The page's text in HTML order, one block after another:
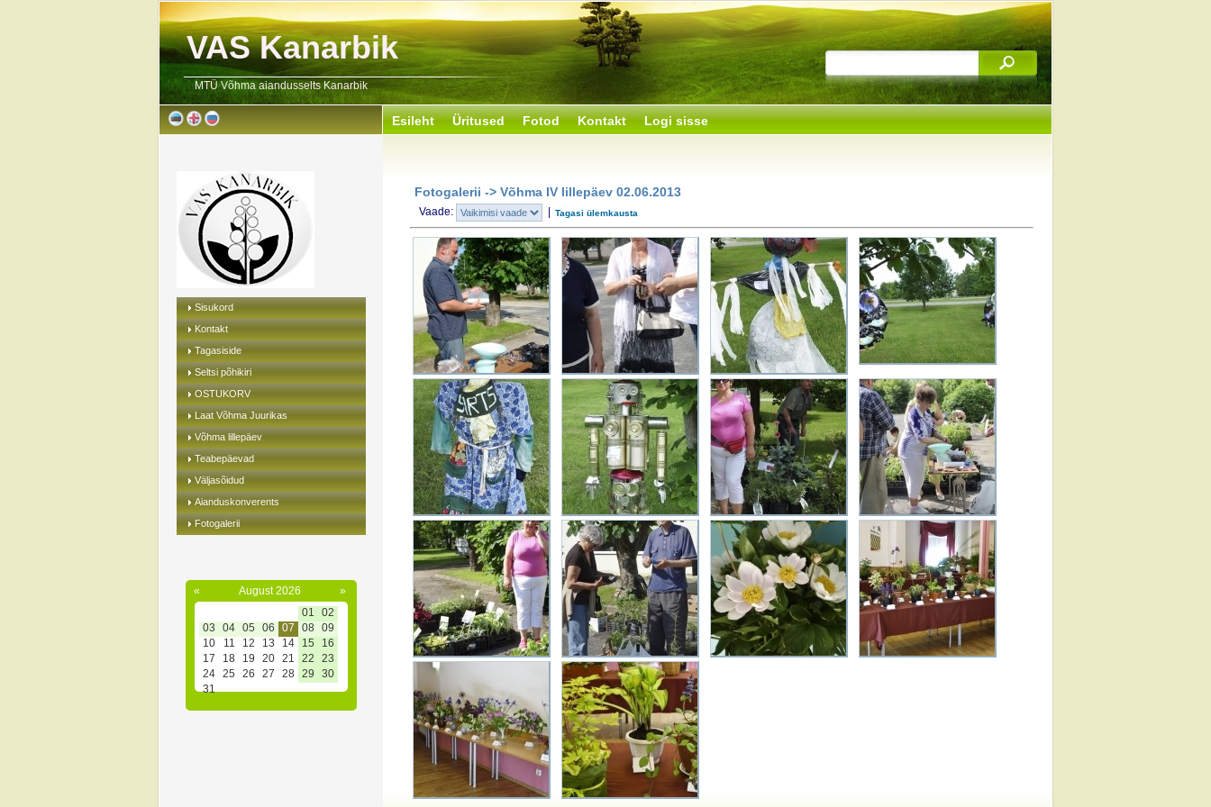
VAS Kanarbik
MTÜ Võhma aiandusselts Kanarbik
Esileht Üritused Fotod Kontakt Logi sisse
Sisukord
Kontakt
Tagasiside
Seltsi põhikiri
OSTUKORV
Laat Võhma Juurikas
Võhma lillepäev
Teabepäevad
Väljasõidud
Aianduskonverents
Fotogalerii
« August 2026
»
01
02
03
04 05 06 07 08 09
10
11 12 13 14 15
16
17
18 19 20 21 22
23
24 25 26 27 28 29
30
31
Fotogalerii -> Võhma IV lillepäev 02.06.2013
Vaade: Tagasi ülemkausta